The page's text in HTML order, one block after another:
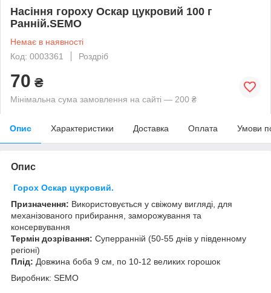
Насіння гороху Оскар цукровий 100 г
Ранній.SEMO
Немає в наявності
Код: 0003361
Роздріб
70 ₴
Мінімальна сума замовлення на сайті — 200 ₴
Опис Характеристики Доставка Оплата Умови
Опис
Горох Оскар цукровий.
Призначення: Використовується у свіжому вигляді, для
механізованого прибирання, заморожування та
консервування
Термін дозрівання: Суперранній (50-55 днів у південному
регіоні)
Плід: Довжина боба 9 см, по 10-12 великих горошок
Виробник: SEMO